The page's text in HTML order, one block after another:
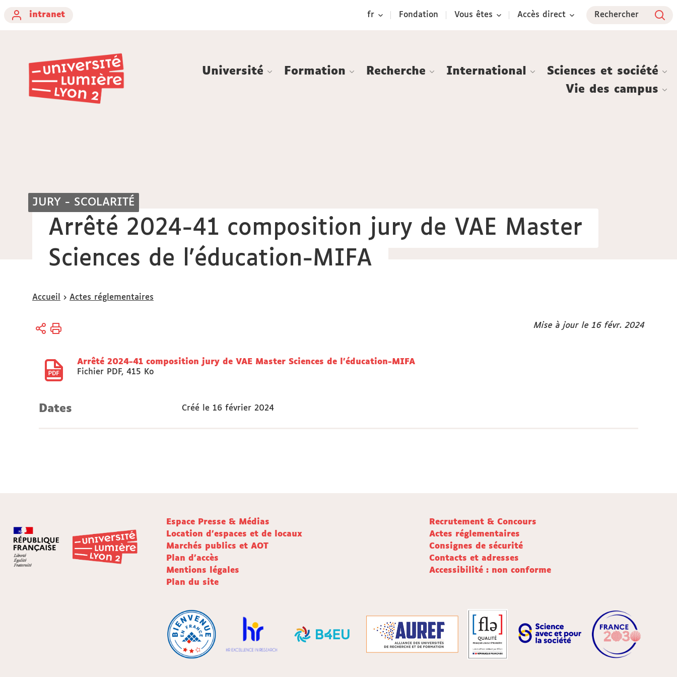
intranet
fr Fondation Vous êtes Accès direct Rechercher
Université Formation Recherche International
Sciences et société
Vie des campus
JURY - SCOLARITÉ
Arrêté 2024-41 composition jury de VAE Master
Sciences de l'éducation-MIFA
Vous
ici :
Accueil Actes réglementaires
Mise à jour le 16 févr. 2024
Arrêté 2024-41 composition jury de VAE Master Sciences de l'éducation-MIFA
Fichier PDF, 415 Ko
Dates Créé le 16 février 2024
Espace Presse & Médias
Recrutement & Concours
Location d'espaces et de locaux
Actes réglementaires
Marchés publics et AOT
Consignes de sécurité
Plan d'accès
Contacts et adresses
Mentions légales
Accessibilité : non conforme
Plan du site